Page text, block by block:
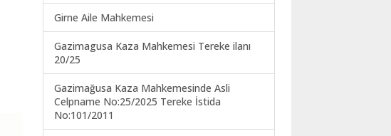
Girne Aile Mahkemesi
Gazimagusa Kaza Mahkemesi Tereke ilanı
20/25
Gazimağusa Kaza Mahkemesinde Asli
Celpname No:25/2025 Tereke İstida
No:101/2011